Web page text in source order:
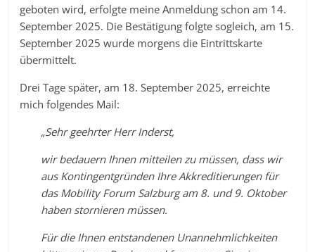
geboten wird, erfolgte meine Anmeldung schon am 14.
September 2025. Die Bestätigung folgte sogleich, am 15.
September 2025 wurde morgens die Eintrittskarte
übermittelt.
Drei Tage später, am 18. September 2025, erreichte
mich folgendes Mail:
„Sehr geehrter Herr Inderst,
wir bedauern Ihnen mitteilen zu müssen, dass wir
aus Kontingentgründen Ihre Akkreditierungen für
das Mobility Forum Salzburg am 8. und 9. Oktober
haben stornieren müssen.
Für die Ihnen entstandenen Unannehmlichkeiten